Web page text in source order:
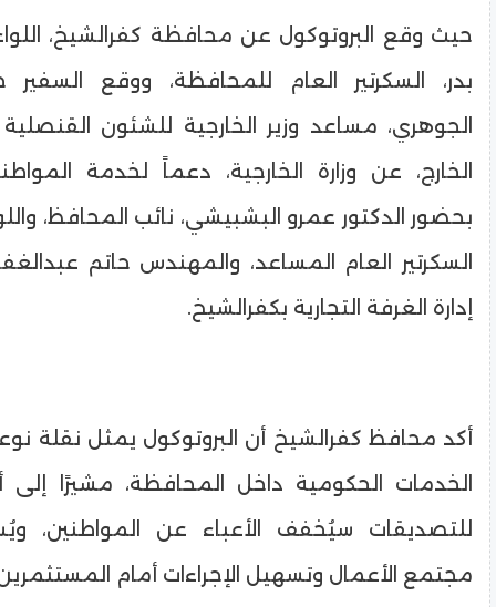
حيث وقع البروتوكول عن محافظة كفرالشيخ،
بدر، السكرتير العام للمحافظة، ووقع السفير
الجوهري، مساعد وزير الخارجية للشئون
الخارج، عن وزارة الخارجية، دعماً لخدمة
بحضور الدكتور عمرو البشبيشي، نائب المحافظ،
السكرتير العام المساعد، والمهندس حاتم
إدارة الغرفة التجارية بكفرالشيخ.
أكد محافظ كفرالشيخ أن البروتوكول يمثل نقلة
الخدمات الحكومية داخل المحافظة، مشيرًا
للتصديقات سيُخفف الأعباء عن
مجتمع الأعمال وتسهيل الإجراءات أمام المستثمرين